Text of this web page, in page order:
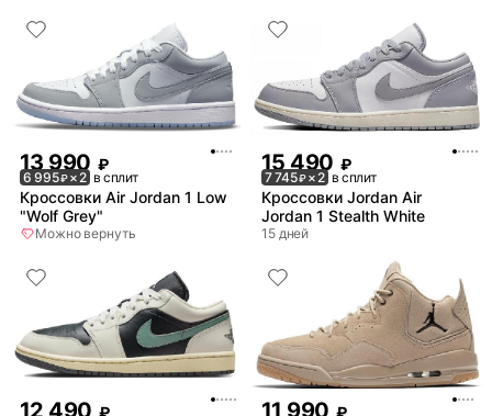
13 990 ₽
6 995₽× 2 в сплит
Кроссовки Air Jordan 1 Low
"Wolf Grey"
Можно вернуть
15 490 ₽
7 745₽× 2 в сплит
Кроссовки Jordan Air
Jordan 1 Stealth White
15 дней
12 490 ₽ 11 990 ₽